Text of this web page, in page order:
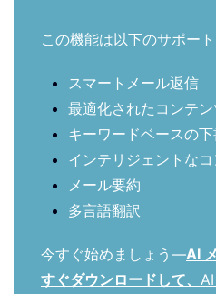
この機能は以下のサポー
スマートメール返信
最適化されたコンテン
キーワードベースの下
インテリジェントな
メール要約
多言語翻訳
今すぐ始めましょう—AI
すぐダウンロードして、